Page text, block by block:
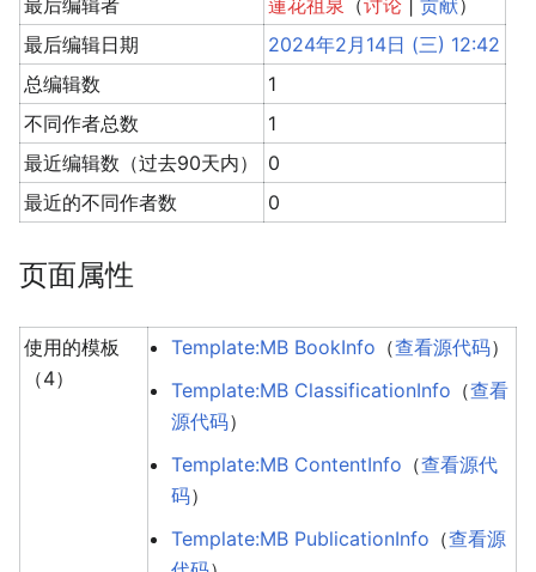
最后编辑者
蓮花祖泉 （讨论 |贡献）
最后编辑日期
2024年2月14日 (三) 12:42
总编辑数
1
不同作者总数
1
最近编辑数（过去90天内）
0
最近的不同作者数
0
页面属性
使用的模板
（4）
Template:MB BookInfo （查看源代码）
Template:MB ClassificationInfo （查看
源代码）
Template:MB ContentInfo （查看源代
码）
Template:MB PublicationInfo （查看源